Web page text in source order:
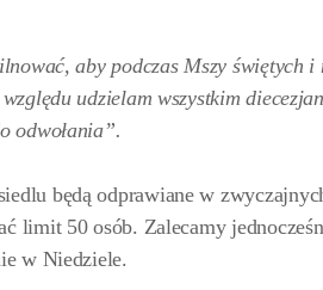
aby podczas Mszy świętych i
udzielam wszystkim
odwołania”.
będą odprawiane w
limit 50 osób. Zalecamy
w Niedziele.